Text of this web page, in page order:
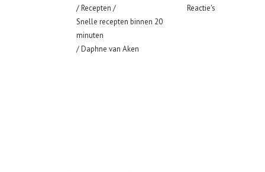
/Recepten /
Snelle recepten binnen 20
minuten
/ Daphne van Aken
Reactie's